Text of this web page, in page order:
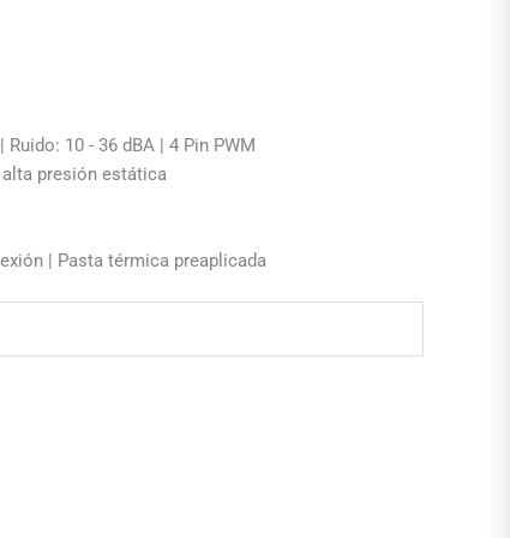
10 - 36 dBA | 4 Pin PWM
alta presión estática
| Pasta térmica preaplicada